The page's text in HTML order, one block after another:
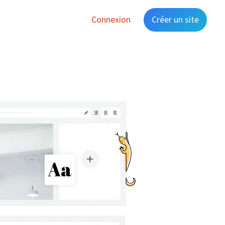
Connexion Créer un site